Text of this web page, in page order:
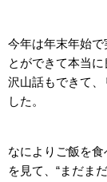
今年は年末年始で
とができて本当
沢山話もできて
した。
なによりご飯を
を見て、“まだま